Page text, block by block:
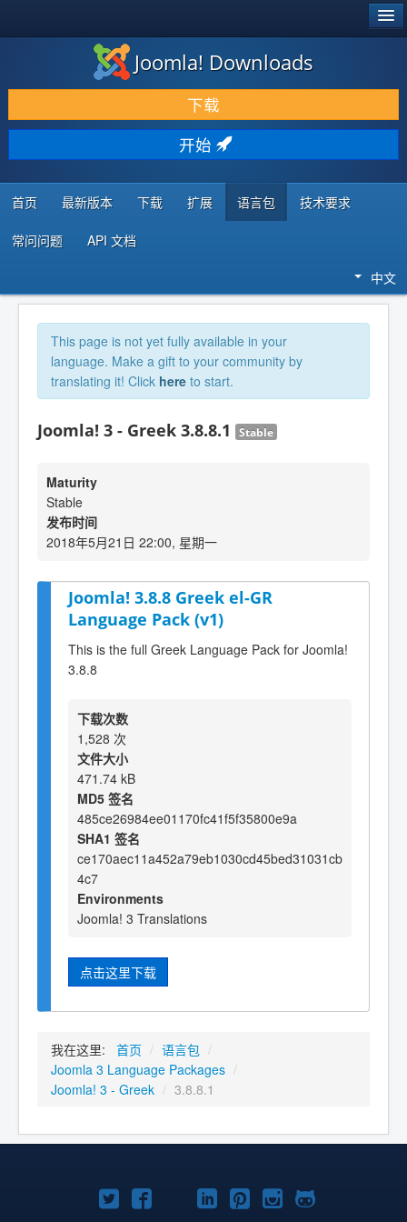
下载 & 扩展
发现 & 学习
社区 & 支持
开发者资源
Joomla! Downloads
下载
开始
首页 最新版本 下载 扩展 语言包 技术要求
常问问题 API 文档
中文
This page is not yet fully available in your
language. Make a gift to your community by
translating it! Click here to start.
Joomla! 3 - Greek 3.8.8.1 Stable
Maturity
Stable
发布时间
2018年5月21日 22:00, 星期一
Joomla! 3.8.8 Greek el-GR
Language Pack (v1)
This is the full Greek Language Pack for Joomla!
3.8.8
下载次数
1,528 次
文件大小
471.74 kB
MD5 签名
485ce26984ee01170fc41f5f35800e9a
SHA1 签名
ce170aec11a452a79eb1030cd45bed31031cb
4c7
Environments
Joomla! 3 Translations
点击这里下载
我在这里: 首页 / 语言包 /
Joomla 3 Language Packages /
Joomla! 3 - Greek / 3.8.8.1
TwitterFacebookYouTube
LinkedIn
Pinterest
Instagram
GitHub